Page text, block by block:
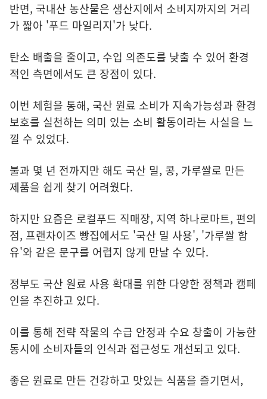
반면, 국내산 농산물은 생산지에서 소비지까지의 거리
가 짧아 '푸드 마일리지'가 낮다.
탄소 배출을 줄이고, 수입 의존도를 낮출 수 있어 환경
적인 측면에서도 큰 장점이 있다.
이번 체험을 통해, 국산 원료 소비가 지속가능성과 환경
보호를 실천하는 의미 있는 소비 활동이라는 사실을 느
낄 수 있었다.
불과 몇 년 전까지만 해도 국산 밀, 콩, 가루쌀로 만든
제품을 쉽게 찾기 어려웠다.
하지만 요즘은 로컬푸드 직매장, 지역 하나로마트, 편의
점, 프랜차이즈 빵집에서도 '국산 밀 사용', '가루쌀 함
유'와 같은 문구를 어렵지 않게 만날 수 있다.
정부도 국산 원료 사용 확대를 위한 다양한 정책과 캠페
인을 추진하고 있다.
이를 통해 전략 작물의 수급 안정과 수요 창출이 가능한
동시에 소비자들의 인식과 접근성도 개선되고 있다.
좋은 원료로 만든 건강하고 맛있는 식품을 즐기면서,